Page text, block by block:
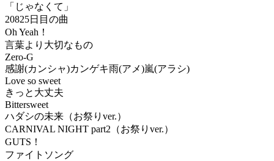
「じゃなくて」
20825日目の曲
Oh Yeah！
言葉より大切なもの
Zero-G
感謝(カンシャ)カンゲキ雨(アメ)嵐(アラシ)
Love so sweet
きっと大丈夫
Bittersweet
ハダシの未来（お祭りver.）
CARNIVAL NIGHT part2（お祭りver.）
GUTS！
ファイトソング